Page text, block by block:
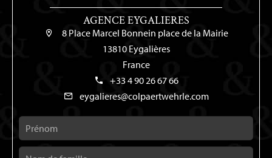
AGENCE EYGALIERES
8 Place Marcel Bonnein place de la Mairie
13810 Eygalières
France
+33 4 90 26 67 66
eygalieres@colpaertwehrle.com